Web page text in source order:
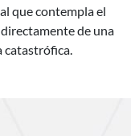
que contempla el
de una
catastrófica.